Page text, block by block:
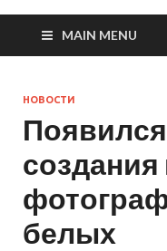
MAIN MENU
НОВОСТИ
белых